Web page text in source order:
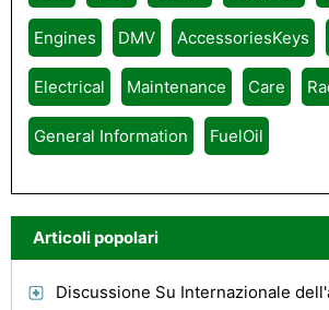
Engines DMV AccessoriesKeys
Electrical Maintenance Care
General Information FuelOil
Articoli popolari